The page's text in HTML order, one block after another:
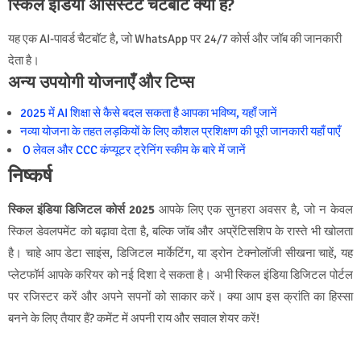
स्किल इंडिया असिस्टेंट चैटबॉट क्या है?
यह एक AI-पावर्ड चैटबॉट है, जो WhatsApp पर 24/7 कोर्स और जॉब की जानकारी
देता है।
अन्य उपयोगी योजनाएँ और टिप्स
2025 में AI शिक्षा से कैसे बदल सकता है आपका भविष्य, यहाँ जानें
नव्या योजना के तहत लड़कियों के लिए कौशल प्रशिक्षण की पूरी जानकारी यहाँ पाएँ
O लेवल और CCC कंप्यूटर ट्रेनिंग स्कीम के बारे में जानें
निष्कर्ष
स्किल इंडिया डिजिटल कोर्स 2025आपके लिए एक सुनहरा अवसर है, जो न केवल
स्किल डेवलपमेंट को बढ़ावा देता है, बल्कि जॉब और अप्रेंटिसशिप के रास्ते भी खोलता
है। चाहे आप डेटा साइंस, डिजिटल मार्केटिंग, या ड्रोन टेक्नोलॉजी सीखना चाहें, यह
प्लेटफॉर्म आपके करियर को नई दिशा दे सकता है। अभी स्किल इंडिया डिजिटल पोर्टल
पर रजिस्टर करें और अपने सपनों को साकार करें। क्या आप इस क्रांति का हिस्सा
बनने के लिए तैयार हैं? कमेंट में अपनी राय और सवाल शेयर करें!